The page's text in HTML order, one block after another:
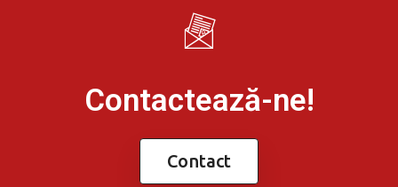
Contactează-ne!
Contact